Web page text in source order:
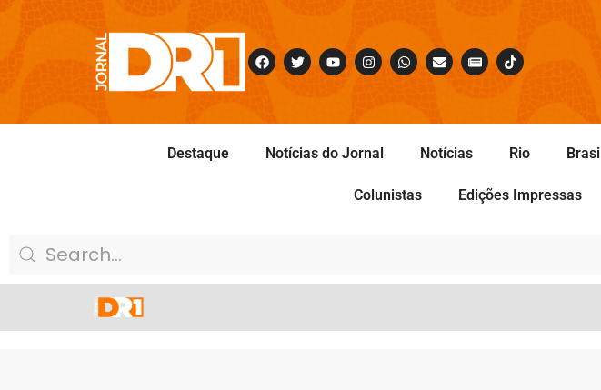
Destaque Notícias do Jornal Notícias Rio Brasil
Colunistas Edições Impressas